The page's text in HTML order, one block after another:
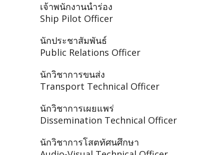
เจ้าพนักงานนำร่อง
Ship Pilot Officer
นักประชาสัมพันธ์
Public Relations Officer
นักวิชาการขนส่ง
Transport Technical Officer
นักวิชาการเผยแพร่
Dissemination Technical Officer
นักวิชาการโสตทัศนศึกษา